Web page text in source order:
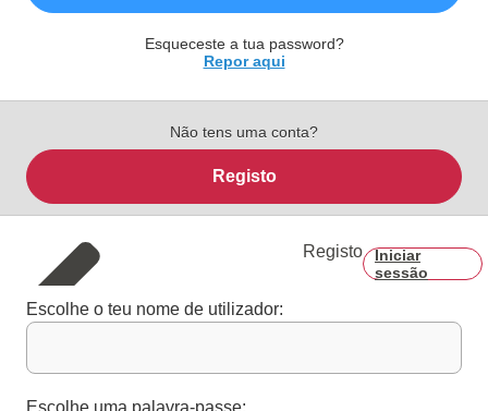
Esqueceste a tua password?
Repor aqui
Não tens uma conta?
Registo
Registo
Iniciar
sessão
Escolhe o teu nome de utilizador: